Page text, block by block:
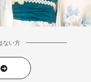
ない方